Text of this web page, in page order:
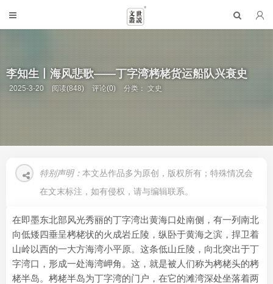
李知生丨海风悲歌——丁字湾栲栳货运船队兴衰史
2025-3-20 阅读(848) 评论(0) 分类：文史
特别声明： 本文丛作品多为原创，版权所有；特殊情况会
在文末标注，如有侵权，请与编辑联系。
在即墨东北部风光秀丽的丁字湾出黄海口处南侧，有一列南北
向低矮四垂呈栲栳状的火成岩丘陵，纵卧于黄海之滨，捍卫着
山岭以西的一大方海湾小平原。这条低山丘陵，向北突出于丁
字湾口，形成一处海湾岬角。这，就是被人们称为栲栳头的栲
栳半岛。栲栳半岛为丁字湾的门户，在它的滩湾深处坐落着两